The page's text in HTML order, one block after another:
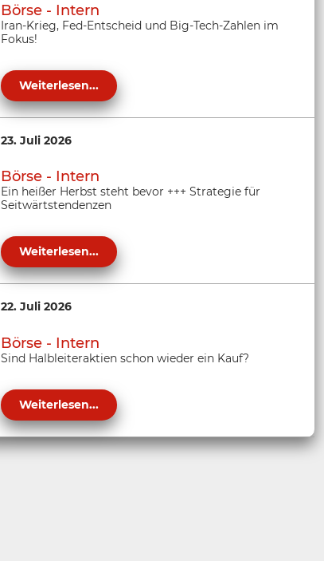
Börse - Intern
Iran-Krieg, Fed-Entscheid und Big-Tech-Zahlen im
Fokus!
Weiterlesen...
23. Juli 2026
Börse - Intern
Ein heißer Herbst steht bevor +++ Strategie für
Seitwärtstendenzen
Weiterlesen...
22. Juli 2026
Börse - Intern
Sind Halbleiteraktien schon wieder ein Kauf?
Weiterlesen...